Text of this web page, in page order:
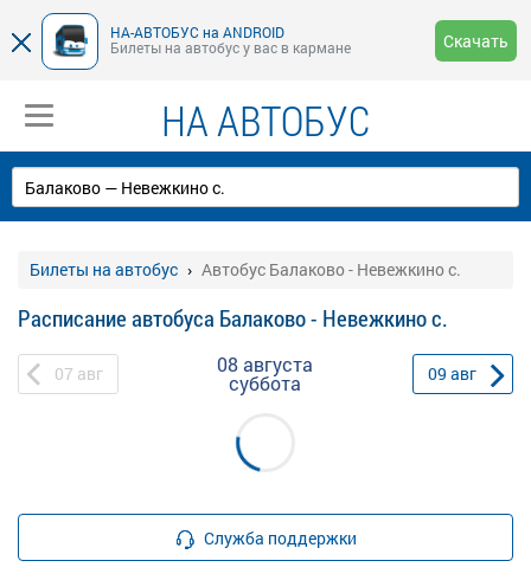
НА-АВТОБУС на ANDROID
Билеты на автобус у вас в кармане
Скачать
НА АВТОБУС
Билеты на автобус Автобус Балаково - Невежкино с.
Расписание автобуса Балаково - Невежкино с.
07 авг 08 августа
суббота 09 авг
Служба поддержки